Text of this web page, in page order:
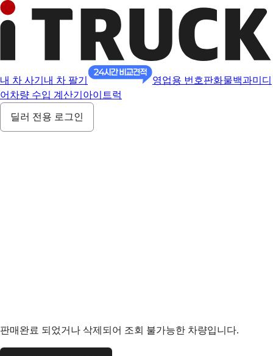
내 차 사기 내 차 팔기 영업용 번호판화물백과미디
어 차량 수입 계산기 아이트럭
딜러 전용 로그인
판매완료 되었거나 삭제되어 조회 불가능한 차량입니다.